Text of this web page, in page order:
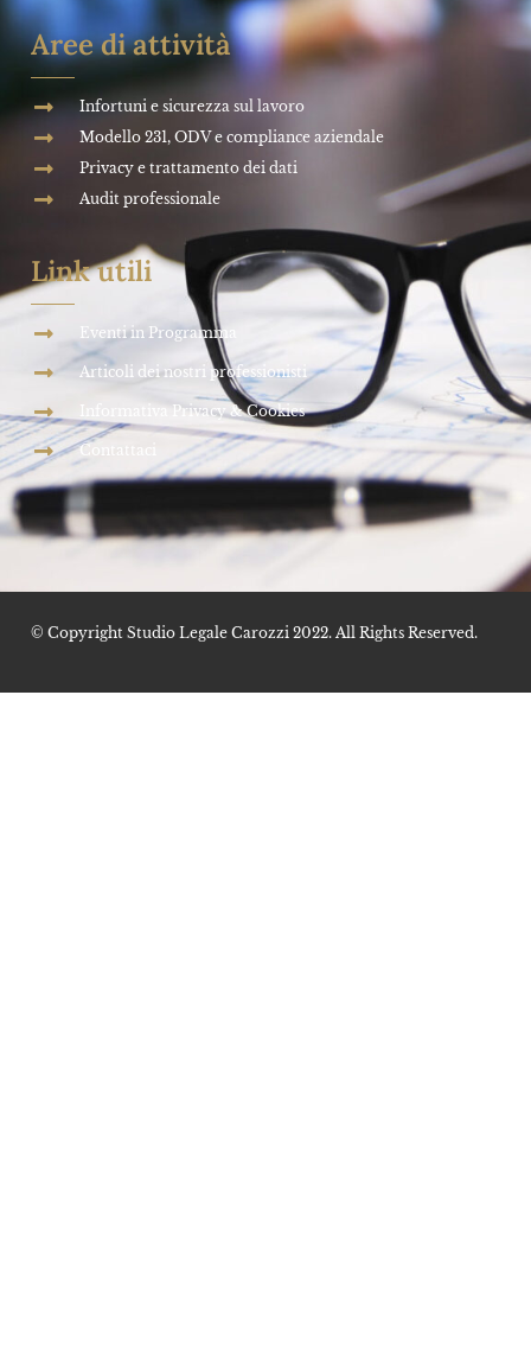
Aree di attività
Infortuni e sicurezza sul lavoro
Modello 231, ODV e compliance aziendale
Privacy e trattamento dei dati
Audit professionale
Link utili
Eventi in Programma
Articoli dei nostri professionisti
Informativa Privacy & Cookies
Contattaci
© Copyright Studio Legale Carozzi 2022. All Rights Reserved.